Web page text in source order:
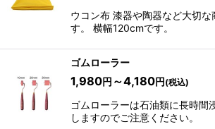
ウコン布 漆器や陶器など大切
す。 横幅120cmです。
ゴムローラー
1,980円 ～4,180円 (税込)
ゴムローラーは石油類に長時間
しますのでご注意ください。